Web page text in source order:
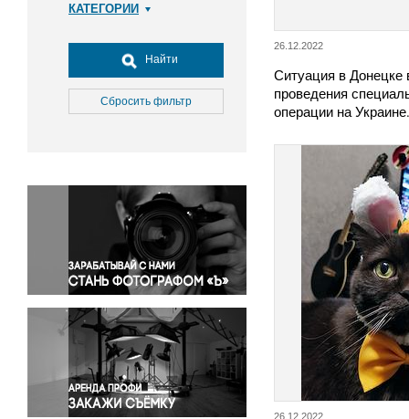
КАТЕГОРИИ
Досуг, туризм и отдых
Культура
Медицина
Окружающая среда
Политика
Правосудие
Происшествия и конфликты
Религия
Светская жизнь
Спорт
Экология
Экономика и бизнес
Найти
Сбросить фильтр
26.12.2022
Ситуация в Донецке
проведения
операции на
26.12.2022